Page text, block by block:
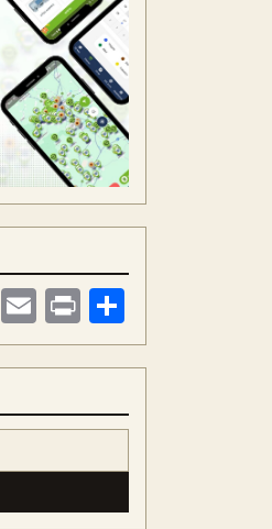
Reddit
Email
Print
meg